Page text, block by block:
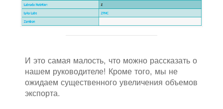
И это самая малость, что можно рассказать о
нашем руководителе! Кроме того, мы не
ожидаем существенного увеличения объемов
экспорта.